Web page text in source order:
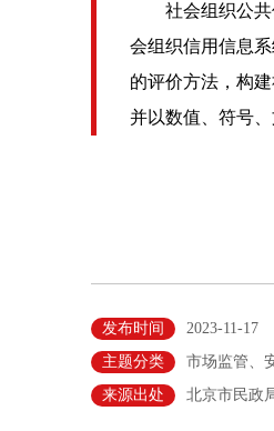
社会组织公共信
会组织信用信息
的评价方法，构
并以数值、符号
发布时间
2023-11-17
主题分类
市场监管、
来源出处
北京市民政